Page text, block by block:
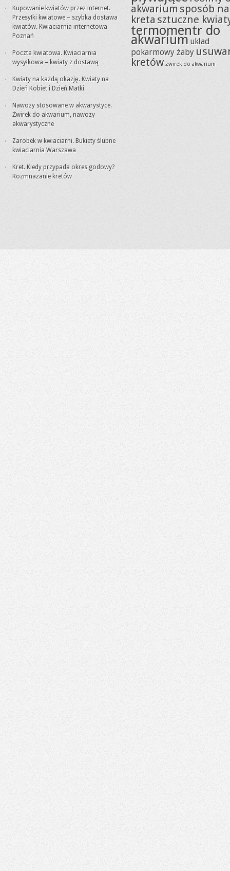
Kupowanie kwiatów przez internet.
Przesyłki kwiatowe – szybka dostawa
kwiatów. Kwiaciarnia internetowa
Poznań
Poczta kwiatowa. Kwiaciarnia
wysyłkowa – kwiaty z dostawą
Kwiaty na każdą okazję. Kwiaty na
Dzień Kobiet i Dzień Matki
Nawozy stosowane w akwarystyce.
Żwirek do akwarium, nawozy
akwarystyczne
Zarobek w kwiaciarni. Bukiety ślubne
kwiaciarnia Warszawa
Kret. Kiedy przypada okres godowy?
Rozmnażanie kretów
akwarium sposób na
kreta sztuczne
termomentr do
akwarium układ
pokarmowy żaby
kretów żwirek do akwarium